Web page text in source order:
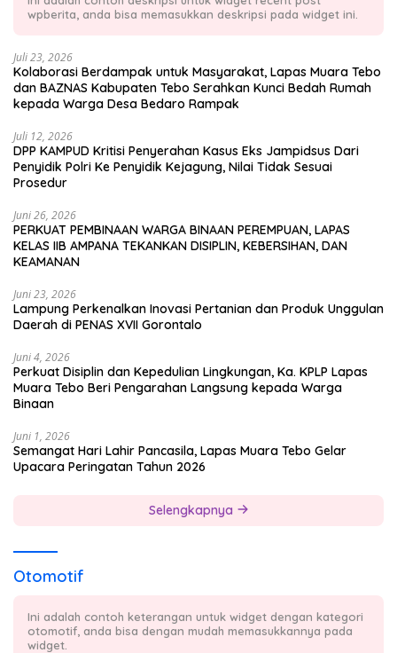
wpberita, anda bisa memasukkan deskripsi pada widget ini.
Juli 23, 2026
Kolaborasi Berdampak untuk Masyarakat, Lapas Muara Tebo
dan BAZNAS Kabupaten Tebo Serahkan Kunci Bedah Rumah
kepada Warga Desa Bedaro Rampak
Juli 12, 2026
DPP KAMPUD Kritisi Penyerahan Kasus Eks Jampidsus Dari
Penyidik Polri Ke Penyidik Kejagung, Nilai Tidak Sesuai
Prosedur
Juni 26, 2026
PERKUAT PEMBINAAN WARGA BINAAN PEREMPUAN, LAPAS
KELAS IIB AMPANA TEKANKAN DISIPLIN, KEBERSIHAN, DAN
KEAMANAN
Juni 23, 2026
Lampung Perkenalkan Inovasi Pertanian dan Produk Unggulan
Daerah di PENAS XVII Gorontalo
Juni 4, 2026
Perkuat Disiplin dan Kepedulian Lingkungan, Ka. KPLP Lapas
Muara Tebo Beri Pengarahan Langsung kepada Warga
Binaan
Juni 1, 2026
Semangat Hari Lahir Pancasila, Lapas Muara Tebo Gelar
Upacara Peringatan Tahun 2026
Selengkapnya
Otomotif
Ini adalah contoh keterangan untuk widget dengan kategori
otomotif, anda bisa dengan mudah memasukkannya pada
widget.